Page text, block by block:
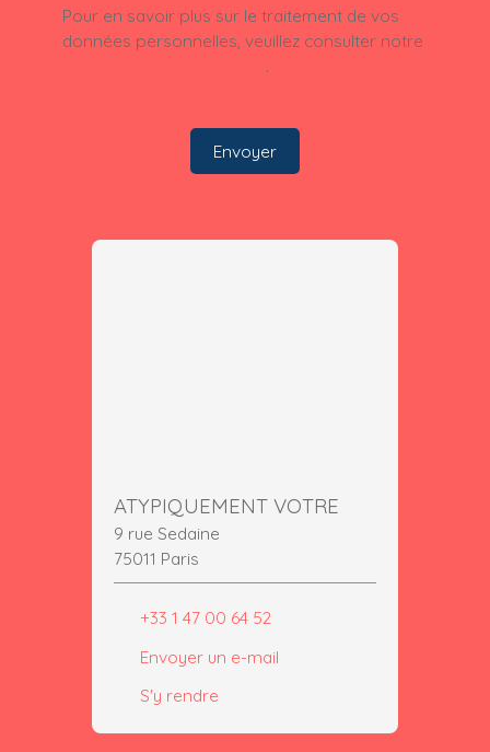
Pour en savoir plus sur le traitement de vos
données personnelles, veuillez consulter notre
.
Envoyer
ATYPIQUEMENT VOTRE
9 rue Sedaine
75011 Paris
+33 1 47 00 64 52
Envoyer un e-mail
S'y rendre